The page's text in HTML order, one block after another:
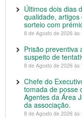
Últimos dois dias
qualidade,
sorteio com
8 de Agosto de 2026 às
Prisão preventiva
suspeito de
8 de Agosto de 2026 às
Chefe do
tomada de posse
Agentes da Área
da associação.
8 de Agosto de 2026 às